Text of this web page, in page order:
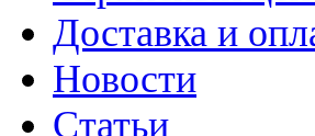
Доставка и
Новости
Статьи